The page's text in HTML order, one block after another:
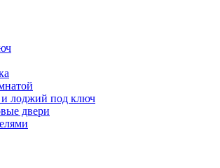
и лоджий под ключ
двери